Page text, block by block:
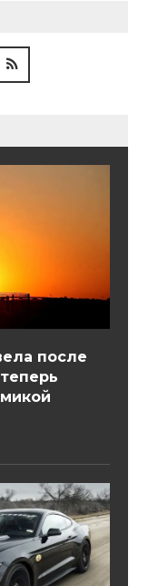
после